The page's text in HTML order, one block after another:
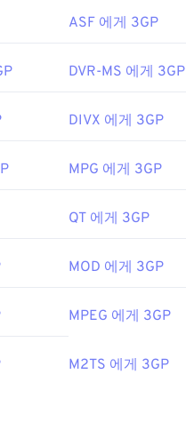
ASF 에게 3GP
DVR-MS 에게 3GP
DIVX 에게 3GP
MPG 에게 3GP
QT 에게 3GP
MOD 에게 3GP
MPEG 에게 3GP
M2TS 에게 3GP